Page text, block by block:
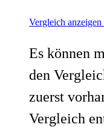
Vergleich anzeigen
Es können
den
zuerst
Vergleich